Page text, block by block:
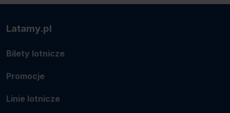
Latamy.pl
Bilety lotnicze
Promocje
Linie lotnicze